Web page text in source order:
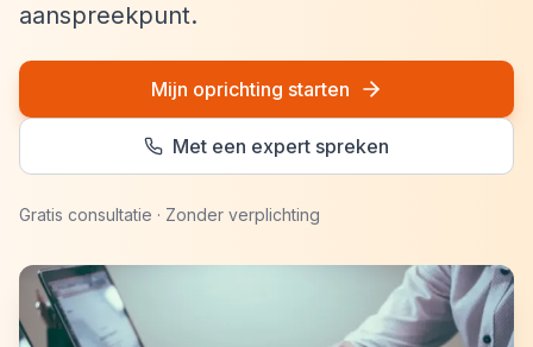
aanspreekpunt.
Mijn oprichting starten
Met een expert spreken
Gratis consultatie · Zonder verplichting